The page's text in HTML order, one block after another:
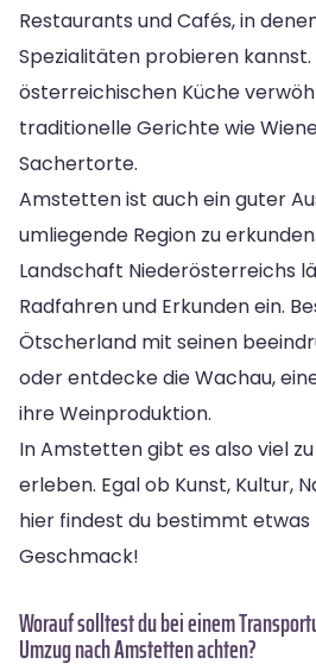
Restaurants und Cafés, in
Spezialitäten probieren kannst.
österreichischen Küche
traditionelle Gerichte wie
Sachertorte.
Amstetten ist auch ein guter
umliegende Region zu
Landschaft Niederösterreichs
Radfahren und Erkunden ein.
Ötscherland mit seinen
oder entdecke die Wachau,
ihre Weinproduktion.
In Amstetten gibt es also viel
erleben. Egal ob Kunst, Kultur,
hier findest du bestimmt
Geschmack!
Worauf solltest du bei einem
Umzug nach Amstetten achten?